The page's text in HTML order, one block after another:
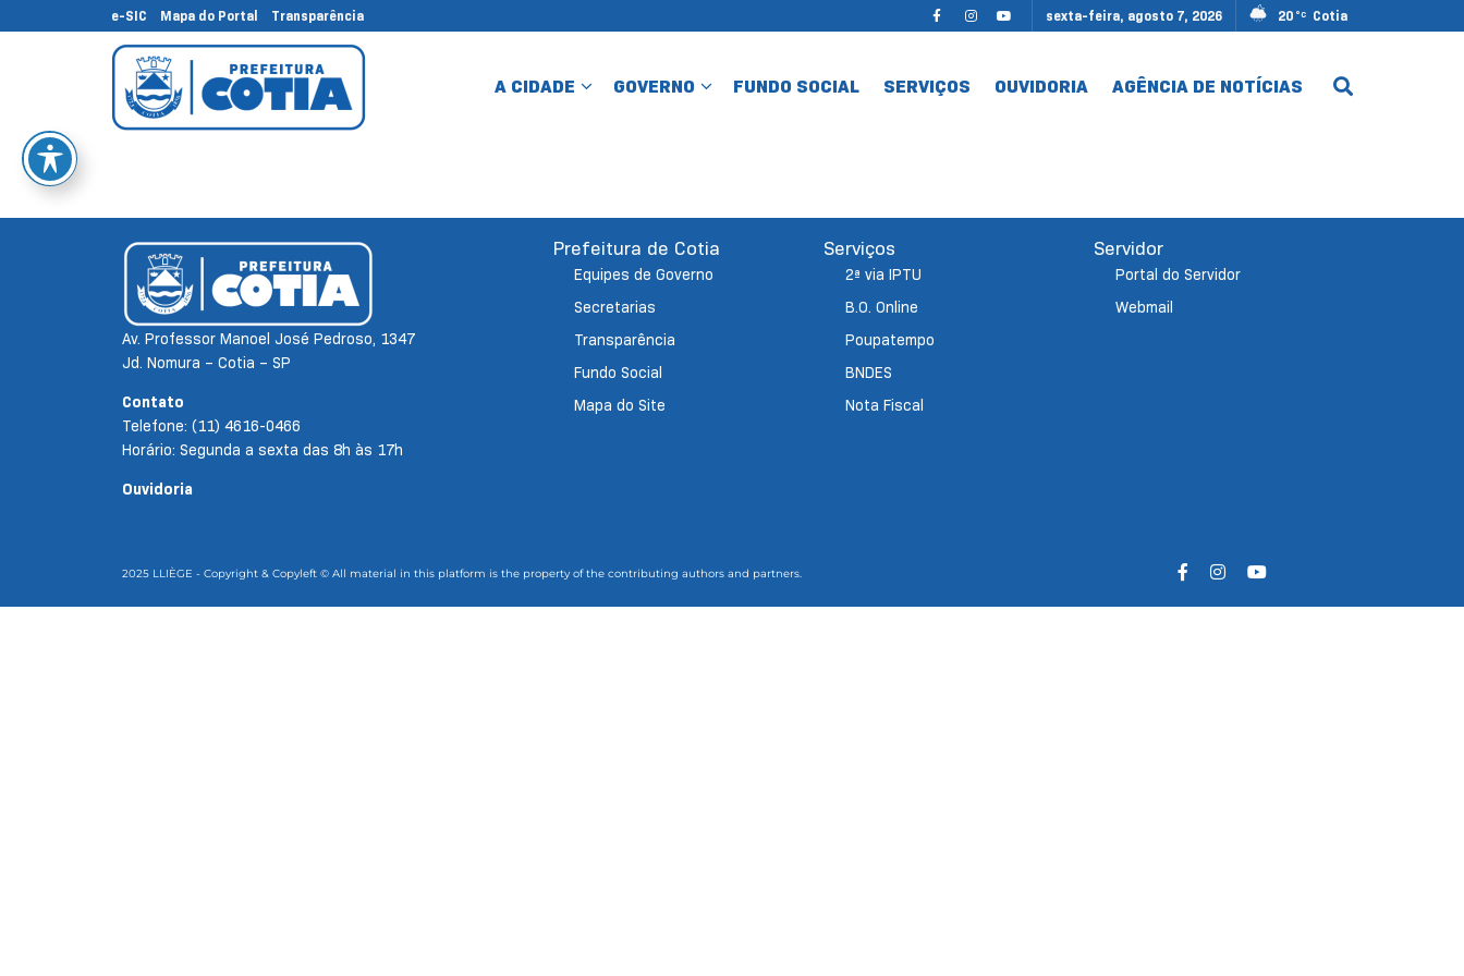
e-SIC Mapa do Portal Transparência sexta-feira, agosto 7, 2026 20 °C Cotia
A CIDADE GOVERNO FUNDO SOCIAL SERVIÇOS OUVIDORIA AGÊNCIA DE NOTÍCIAS
Av. Professor Manoel José Pedroso, 1347
Jd. Nomura – Cotia – SP
Contato
Telefone: (11) 4616-0466
Horário: Segunda a sexta das 8h às 17h
Ouvidoria
Prefeitura de Cotia
Equipes de Governo
Secretarias
Transparência
Fundo Social
Mapa do Site
Serviços
2ª via IPTU
B.O. Online
Poupatempo
BNDES
Nota Fiscal
Servidor
Portal do Servidor
Webmail
2025 LLIÈGE - Copyright & Copyleft © All material in this platform is the property of the contributing authors and partners.